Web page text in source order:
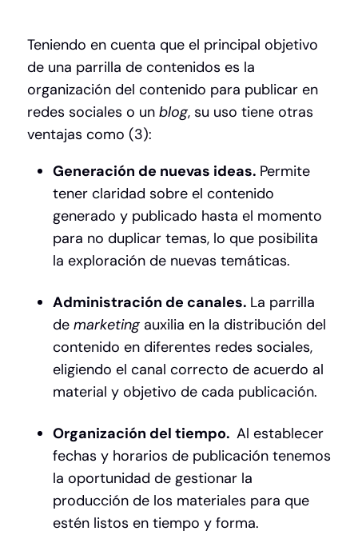
Teniendo en cuenta que el principal objetivo
de una parrilla de contenidos es la
organización del contenido para publicar en
redes sociales o un blog, su uso tiene otras
ventajas como (3):
Generación de nuevas ideas. Permite
tener claridad sobre el contenido
generado y publicado hasta el momento
para no duplicar temas, lo que posibilita
la exploración de nuevas temáticas.
Administración de canales. La parrilla
de marketingauxilia en la distribución del
contenido en diferentes redes sociales,
eligiendo el canal correcto de acuerdo al
material y objetivo de cada publicación.
Organización del tiempo. Al establecer
fechas y horarios de publicación tenemos
la oportunidad de gestionar la
producción de los materiales para que
estén listos en tiempo y forma.